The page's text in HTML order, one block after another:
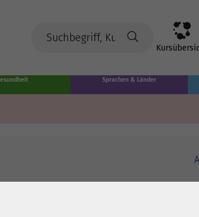
Sprachen & Länder